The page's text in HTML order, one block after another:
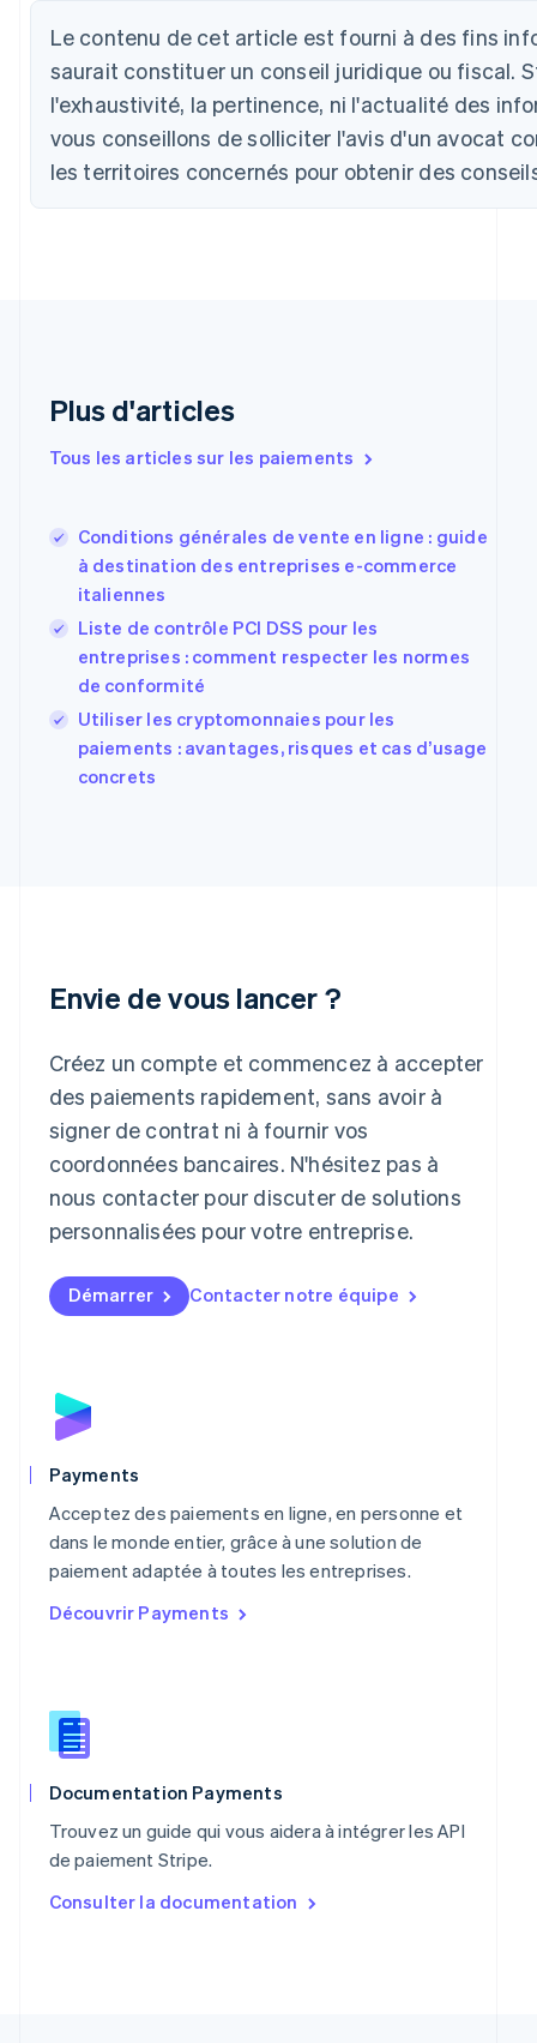
Le contenu de cet article est fourni à des fins
saurait constituer un conseil juridique ou fiscal.
l'exhaustivité, la pertinence, ni l'actualité des
vous conseillons de solliciter l'avis d'un avocat
les territoires concernés pour obtenir des
Plus d'articles
Tous les articles sur les paiements
Conditions générales de vente en ligne : guide
à destination des entreprises e-commerce
italiennes
Liste de contrôle PCI DSS pour les
entreprises : comment respecter les normes
de conformité
Utiliser les cryptomonnaies pour les
paiements : avantages, risques et cas d’usage
concrets
Envie de vous lancer ?
Créez un compte et commencez à accepter
des paiements rapidement, sans avoir à
signer de contrat ni à fournir vos
coordonnées bancaires. N'hésitez pas à
nous contacter pour discuter de solutions
personnalisées pour votre entreprise.
Démarrer Contacter notre équipe
Payments
Acceptez des paiements en ligne, en personne et
dans le monde entier, grâce à une solution de
paiement adaptée à toutes les entreprises.
Découvrir Payments
Documentation Payments
Trouvez un guide qui vous aidera à intégrer les API
de paiement Stripe.
Consulter la documentation
Belgique
Brésil
PortuguêsEnglish
Bulgarie
English
Canada
Émirats arabes unis
English
États-Unis
EnglishEspañol
Finlande
France
FrançaisEnglish
Gibraltar
English
Grèce
English
Japon
Lettonie
Liechtenstein
Deutsch English
Lituanie
Luxembourg
FrançaisDeutsch English
English简体中文
Malte
English
English
NederlandsEnglish
Pologne
English
PortuguêsEnglish
English
Roumanie
English
Royaume-Uni
Singapour
English简体中文
English